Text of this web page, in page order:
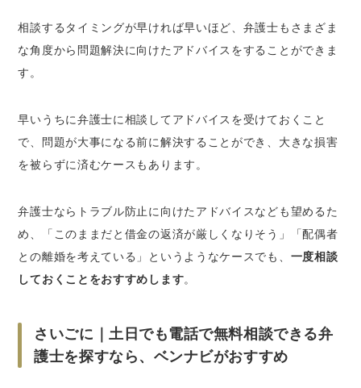
相談するタイミングが早ければ早いほど、弁護士もさまざま
な角度から問題解決に向けたアドバイスをすることができま
す。
早いうちに弁護士に相談してアドバイスを受けておくこと
で、問題が大事になる前に解決することができ、大きな損害
を被らずに済むケースもあります。
弁護士ならトラブル防止に向けたアドバイスなども望めるた
め、「このままだと借金の返済が厳しくなりそう」「配偶者
との離婚を考えている」というようなケースでも、 一度相談
しておくことをおすすめします。
さいごに｜土日でも電話で無料相談できる弁
護士を探すなら、ベンナビがおすすめ